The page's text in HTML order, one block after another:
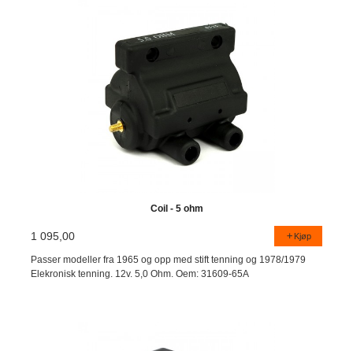
Coil - 5 ohm
1 095,00 Kjøp
Passer modeller fra 1965 og opp med stift tenning og 1978/1979
Elekronisk tenning. 12v. 5,0 Ohm. Oem: 31609-65A